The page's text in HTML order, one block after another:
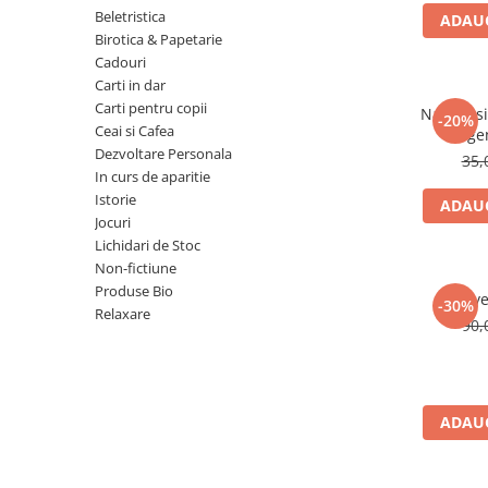
Numerologie
Paranormal
Parapsihologie
ReConnect
ScienceConnection
SelfConnect
Beletristica
Birotica & Papetarie
Cadouri
Carti in dar
Carti pentru copii
Ceai si Cafea
Dezvoltare Personala
In curs de aparitie
Istorie
Jocuri
Lichidari de Stoc
Non-fictiune
Produse Bio
Relaxare
-20%
Natura
-30%